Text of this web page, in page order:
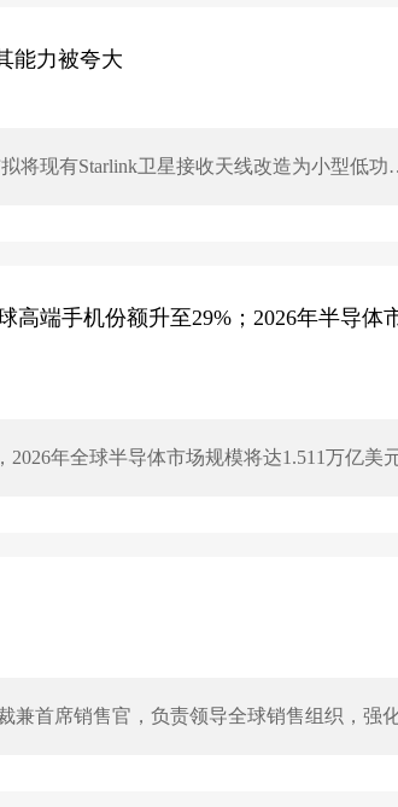
能力被夸大
将现有Starlink卫星接收天线改造为小型低功
高端手机份额升至29%；2026年半导体
年全球半导体市场规模将达1.511万亿美
兼首席销售官，负责领导全球销售组织，强